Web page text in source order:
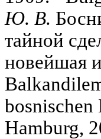
Ю. В.
тайной
новейшая
Hamburg,